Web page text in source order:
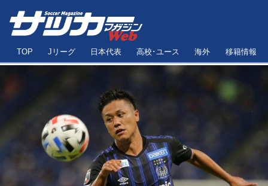
TOP Jリーグ 日本代表 高校･ユース 海外 移籍情報